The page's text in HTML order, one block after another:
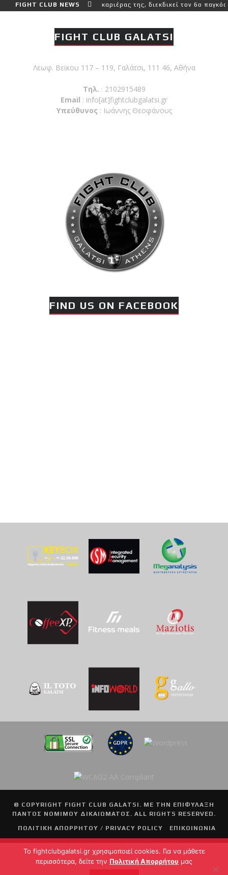
FIGHT CLUB NEWS
πιο δύσκολο αγώνα της καριέρας της, διεκδικεί τον 6ο
FIGHT CLUB GALATSI
Λεωφ. Βεϊκου 117 – 119, Γαλάτσι, 111 46, Αθήνα
Τηλ. : 2102915489
Email : info[at]fightclubgalatsi.gr
Υπεύθυνος : Ιωάννης Θεοφάνους
FIND US ON FACEBOOK
© COPYRIGHT FIGHT CLUB GALATSI
. ΜΕ ΤΗΝ ΕΠΙΦΥΛΑΞΗ
ΠΑΝΤΟΣ ΝΟΜΙΜΟΥ ΔΙΚΑΙΩΜΑΤΟΣ. ALL RIGHTS RESERVED.
ΠΟΛΙΤΙΚΗ ΑΠΟΡΡΗΤΟΥ / PRIVACY POLICY
ΕΠΙΚΟΙΝΩΝΙΑ
To fightclubgalatsi.gr χρησιμοποιεί cookies. Για να μάθετε
περισσότερα, δείτε την Πολιτική Απορρήτου μας